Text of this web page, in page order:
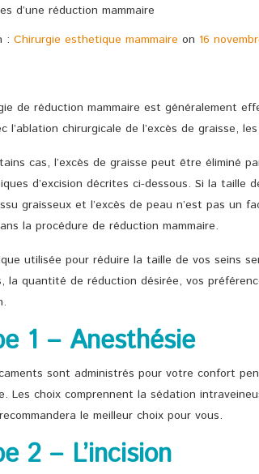
: Chirurgie esthetique mammaire on 16
de réduction mammaire est généralement
l’ablation chirurgicale de l’excès de graisse,
cas, l’excès de graisse peut être éliminé
d’excision décrites ci-dessous. Si la taille
graisseux et l’excès de peau n’est pas un
la procédure de réduction mammaire.
utilisée pour réduire la taille de vos seins
la quantité de réduction désirée, vos
1 – Anesthésie
sont administrés pour votre confort
Les choix comprennent la sédation
le meilleur choix pour vous.
2 – L’incision